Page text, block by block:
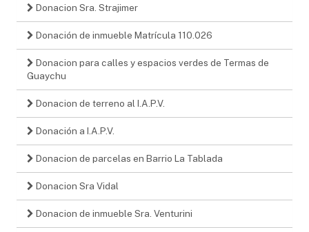
Donacion Sra. Strajimer
Donación de inmueble Matrícula 110.026
Donacion para calles y espacios verdes de Termas de
Guaychu
Donacion de terreno al I.A.P.V.
Donación a I.A.P.V.
Donacion de parcelas en Barrio La Tablada
Donacion Sra Vidal
Donacion de inmueble Sra. Venturini